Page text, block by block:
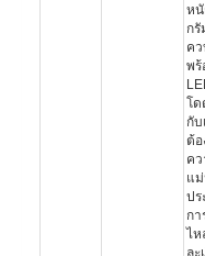
หนั
ก
ค
พร้
โด
กับ
ต้อ
คว
แ
ปร
กา
ไห
ละ